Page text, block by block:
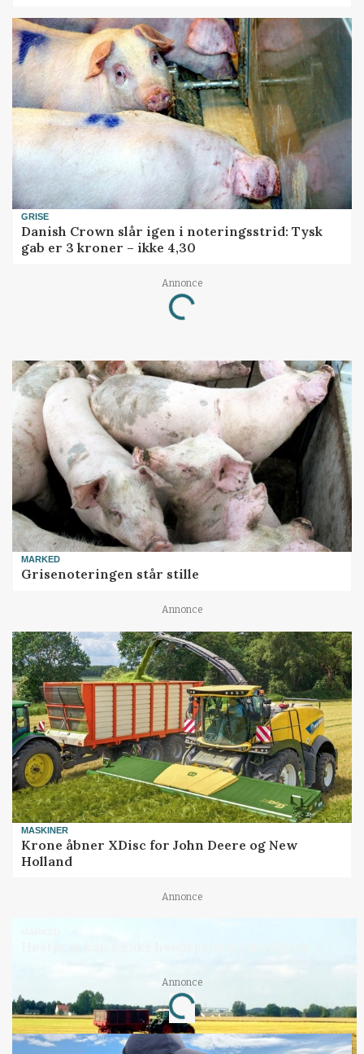
GRISE
Danish Crown slår igen i noteringsstrid: Tysk
gab er 3 kroner – ikke 4,30
Annonce
Loading...
MARKED
Grisenoteringen står stille
Annonce
MASKINER
Krone åbner XDisc for John Deere og New
Holland
Annonce
Annonce
Loading...